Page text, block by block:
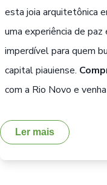
esta joia arquitetônica
uma experiência de
imperdível para quem
capital piauiense.
com a Rio Novo e
Ler mais